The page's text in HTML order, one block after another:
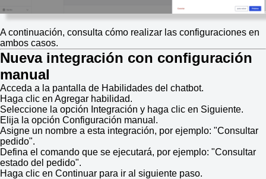
A continuación, consulta cómo realizar las configuraciones en
ambos casos.
Nueva integración con configuración
manual
Acceda a la pantalla de Habilidades del chatbot.
Haga clic en Agregar habilidad.
Seleccione la opción Integración y haga clic en Siguiente.
Elija la opción Configuración manual.
Asigne un nombre a esta integración, por ejemplo: "Consultar
pedido".
Defina el comando que se ejecutará, por ejemplo: "Consultar
estado del pedido".
Haga clic en Continuar para ir al siguiente paso.